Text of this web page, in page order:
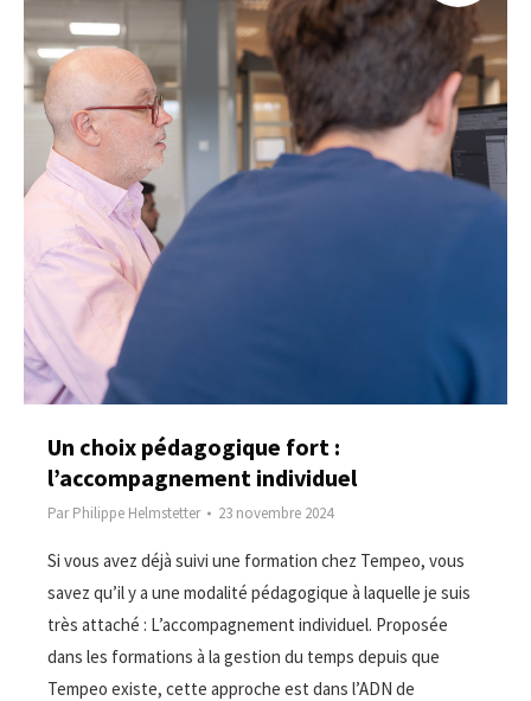
Un choix pédagogique fort :
l’accompagnement individuel
ParPhilippe Helmstetter 23 novembre 2024
Si vous avez déjà suivi une formation chez Tempeo, vous
savez qu’il y a une modalité pédagogique à laquelle je suis
très attaché : L’accompagnement individuel. Proposée
dans les formations à la gestion du temps depuis que
Tempeo existe, cette approche est dans l’ADN de